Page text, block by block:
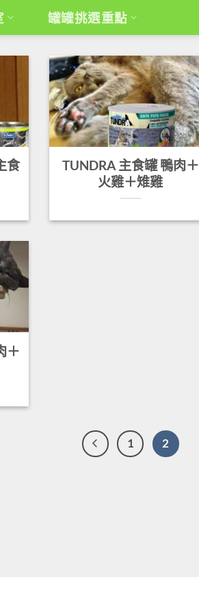
罐罐挑選重點
食
TUNDRA 主食罐 鴨肉＋
火雞＋雉雞
＋
1 2